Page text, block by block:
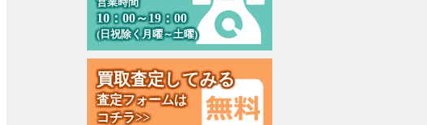
10：00～19：00
(日祝除く月曜～土曜)
買取査定してみる
査定フォームは
コチラ>>